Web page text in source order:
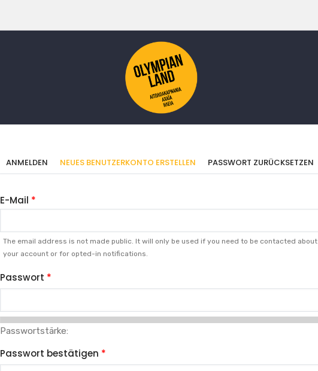
Primäre
ANMELDEN NEUES BENUTZERKONTO ERSTELLEN (AKTIVER
REITER)
PASSWORT ZURÜCKSETZEN
E-Mail
The email address is not made public. It will only be used if you need to be contacted about
your account or for opted-in notifications.
Passwort
Passwortstärke:
Passwort bestätigen